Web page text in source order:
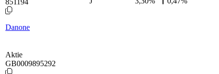
Danone
Aktie
GB0009895292